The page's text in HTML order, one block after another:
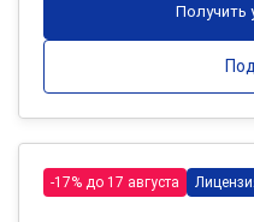
Получить
-17% до 17 августа